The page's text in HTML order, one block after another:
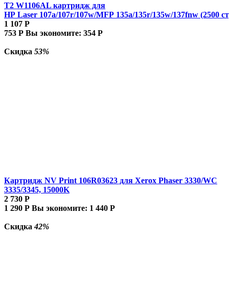
T2 W1106AL картридж для
HP Laser 107a/107r/107w/MFP 135a/135r/135w/137fnw (2500
1 107 Р
753 Р Вы экономите: 354 Р
Скидка 53%
Картридж NV Print 106R03623 для Xerox Phaser 3330/WC
3335/3345, 15000K
2 730 Р
1 290 Р Вы экономите: 1 440 Р
Скидка42%